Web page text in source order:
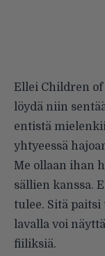
Ellei Children
löydä niin
entistä
yhtyeessä
Me ollaan ihan
sällien kanssa.
tulee. Sitä
lavalla voi
fiiliksiä.